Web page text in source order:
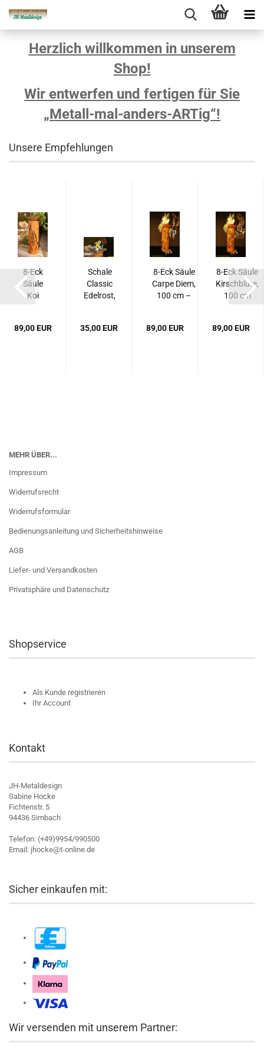
Herzlich willkommen in unserem
Shop!
Wir entwerfen und fertigen für Sie
„Metall-mal-anders-ARTig“!
Unsere Empfehlungen
8-Eck
Säule
Koi
89,00 EUR
Schale
Classic
Edelrost,
35,00 EUR
8-Eck Säule
Carpe Diem,
100 cm –
89,00 EUR
8-Eck Säule
Kirschblüte,
100 cm
89,00 EUR
MEHR ÜBER...
Impressum
Widerrufsrecht
Widerrufsformular
Bedienungsanleitung und Sicherheitshinweise
AGB
Liefer- und Versandkosten
Privatsphäre und Datenschutz
Shopservice
Als Kunde registrieren
Ihr Account
Kontakt
JH-Metaldesign
Sabine Hocke
Fichtenstr. 5
94436 Simbach
Telefon: (+49)9954/990500
Email: jhocke@t-online.de
Sicher einkaufen mit:
Wir versenden mit unserem Partner: